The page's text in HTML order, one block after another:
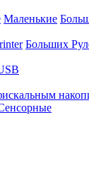
Маленькие
Больших